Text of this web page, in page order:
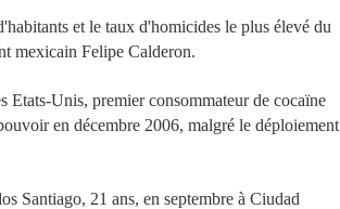
et le taux d'homicides le plus élevé du
mexicain Felipe Calderon.
Unis, premier consommateur de cocaïne
en décembre 2006, malgré le déploiement
Santiago, 21 ans, en septembre à Ciudad